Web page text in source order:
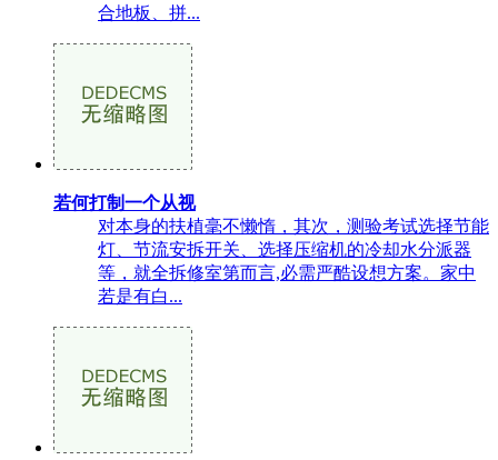
合地板、拼...
若何打制一个从视
对本身的扶植毫不懒惰，其次，测验考试选择节能
灯、节流安拆开关、选择压缩机的冷却水分派器
等，就全拆修室第而言,必需严酷设想方案。家中
若是有白...